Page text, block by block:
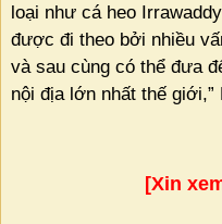
loại như cá heo
được đi theo bởi nhiều
và sau cùng có thể đưa
nội địa lớn nhất thế giới,”
[Xin